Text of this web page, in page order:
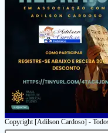
Copyright [Adilson Cardoso] -